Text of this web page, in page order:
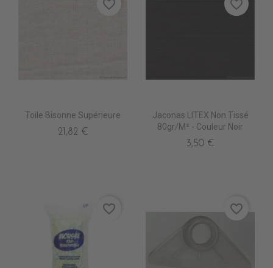
Toile Bisonne Supérieure
21,82 €
favorite_border
Jaconas LITEX Non Tissé
80gr/m² - Couleur Noir
3,50 €
favorite_border
favorite_border favorite_border